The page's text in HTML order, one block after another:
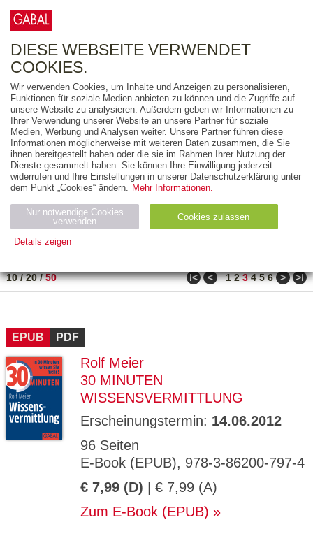
FREITEXT
AUSGABEART
AUS DER REIHE
ZUM THEMA
Neuerscheinung
Bestseller
PREIS
10/20/50 ǀ< < 1 2 3 4 5 6 > >ǀ
EPUB PDF
Rolf Meier
30 MINUTEN
WISSENSVERMITTLUNG
Erscheinungstermin: 14.06.2012
96 Seiten
E-Book (EPUB), 978-3-86200-797-4
€ 7,99 (D) | € 7,99 (A)
Zum E-Book (EPUB)
DIESE WEBSEITE VERWENDET
COOKIES.
Wir verwenden Cookies, um Inhalte und Anzeigen zu personalisieren,
Funktionen für soziale Medien anbieten zu können und die Zugriffe auf
unsere Website zu analysieren. Außerdem geben wir Informationen zu
Ihrer Verwendung unserer Website an unsere Partner für soziale
Medien, Werbung und Analysen weiter. Unsere Partner führen diese
Informationen möglicherweise mit weiteren Daten zusammen, die Sie
ihnen bereitgestellt haben oder die sie im Rahmen Ihrer Nutzung der
Dienste gesammelt haben. Sie können Ihre Einwilligung jederzeit
widerrufen und Ihre Einstellungen in unserer Datenschutzerklärung unter
dem Punkt „Cookies“ ändern. Mehr Informationen.
Nur notwendige Cookies
verwenden
Cookies zulassen
Details zeigen
Name Zweck
Ty
ESSION
_ID
verlag.
de
GV_CO
OKIES
gabal-
Speichert den Zustimmungsstatus des
Domäne.